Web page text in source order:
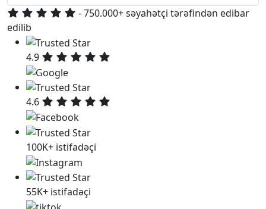
- 750.000+ səyahətçi tərəfindən edibar
edilib
4.9
4.6
100K+ istifadəçi
55K+ istifadəçi